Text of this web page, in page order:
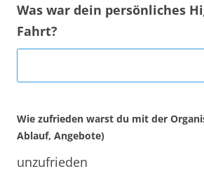
Was war dein persönliches
Fahrt?
Wie zufrieden warst du mit der
Ablauf, Angebote)
unzufrieden